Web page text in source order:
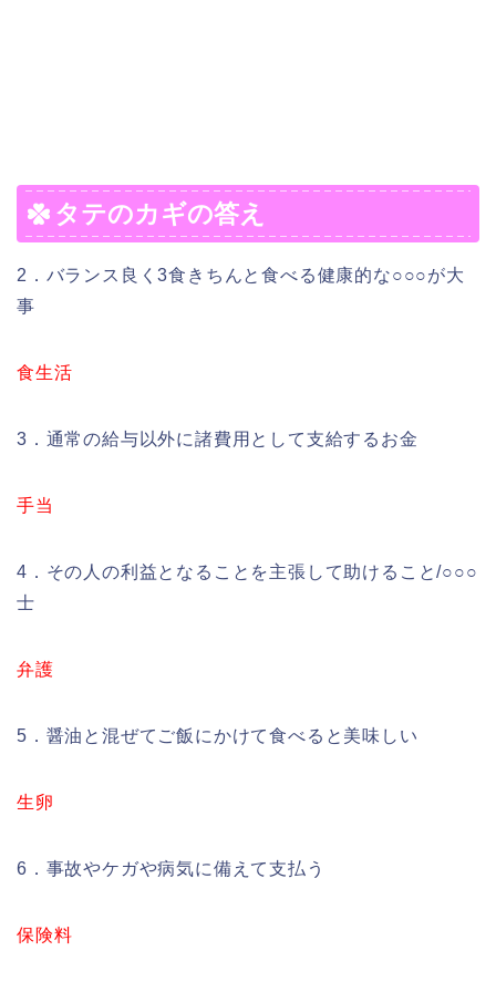
タテのカギの答え
2．バランス良く3食きちんと食べる健康的な○○○が大
事
食生活
3．通常の給与以外に諸費用として支給するお金
手当
4．その人の利益となることを主張して助けること/○○○
士
弁護
5．醤油と混ぜてご飯にかけて食べると美味しい
生卵
6．事故やケガや病気に備えて支払う
保険料